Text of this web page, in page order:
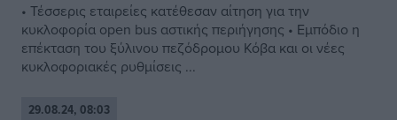
• Τέσσερις εταιρείες κατέθεσαν αίτηση για την
κυκλοφορία open bus αστικής περιήγησης • Εμπόδιο η
επέκταση του ξύλινου πεζόδρομου Κόβα και οι νέες
κυκλοφοριακές ρυθμίσεις ...
29.08.24, 08:03